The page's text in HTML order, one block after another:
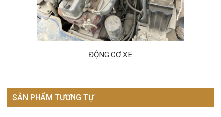
ĐỘNG CƠ XE
SẢN PHẨM TƯƠNG TỰ